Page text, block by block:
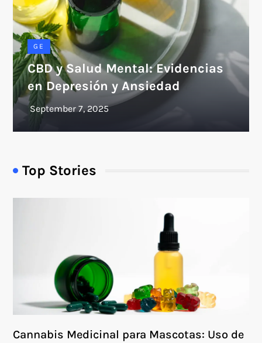
GE
CBD y Salud Mental: Evidencias
en Depresión y Ansiedad
Top Stories
Cannabis Medicinal para Mascotas: Uso de